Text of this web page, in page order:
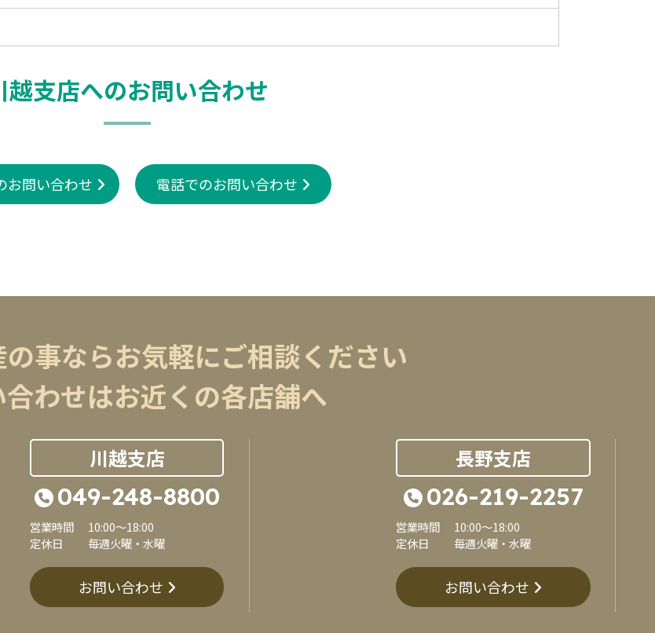
越支店へのお問い合わせ
お問い合わせ 電話でのお問い合わせ
事ならお気軽にご相談ください
わせはお近くの各店舗へ
川越支店
049-248-8800
営業時間
10:00～18:00
定休日
毎週火曜・水曜
お問い合わせ
長野支店
026-219-2257
営業時間
10:00～18:00
定休日
毎週火曜・水曜
お問い合わせ